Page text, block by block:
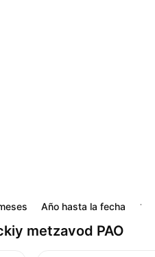
Año hasta la fecha 1
metzavod PAO